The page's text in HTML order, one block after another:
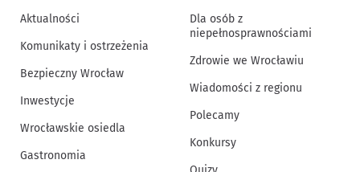
Aktualności
Komunikaty i ostrzeżenia
Bezpieczny Wrocław
Inwestycje
Wrocławskie osiedla
Gastronomia
Dla osób z
niepełnosprawnościami
Zdrowie we Wrocławiu
Wiadomości z regionu
Polecamy
Konkursy